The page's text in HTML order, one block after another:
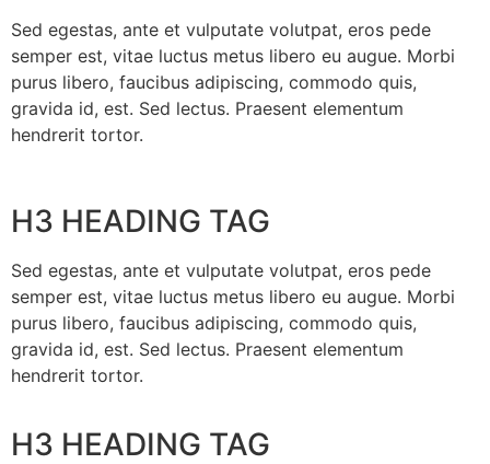
Sed egestas, ante et vulputate volutpat, eros pede
semper est, vitae luctus metus libero eu augue. Morbi
purus libero, faucibus adipiscing, commodo quis,
gravida id, est. Sed lectus. Praesent elementum
hendrerit tortor.
H3 HEADING TAG
Sed egestas, ante et vulputate volutpat, eros pede
semper est, vitae luctus metus libero eu augue. Morbi
purus libero, faucibus adipiscing, commodo quis,
gravida id, est. Sed lectus. Praesent elementum
hendrerit tortor.
H3 HEADING TAG